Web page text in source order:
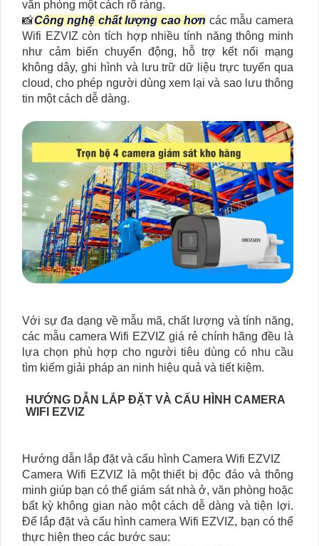
văn phòng một cách rõ ràng.
📸Công nghệ chất lượng cao hơn các mẫu camera
Wifi EZVIZ còn tích hợp nhiều tính năng thông minh
như cảm biến chuyển động, hỗ trợ kết nối mạng
không dây, ghi hình và lưu trữ dữ liệu trực tuyến qua
cloud, cho phép người dùng xem lại và sao lưu thông
tin một cách dễ dàng.
Với sự đa dạng về mẫu mã, chất lượng và tính năng,
các mẫu camera Wifi EZVIZ giá rẻ chính hãng đều là
lựa chọn phù hợp cho người tiêu dùng có nhu cầu
tìm kiếm giải pháp an ninh hiệu quả và tiết kiệm.
HƯỚNG DẪN LẮP ĐẶT VÀ CẤU HÌNH CAMERA
WIFI EZVIZ
Hướng dẫn lắp đặt và cấu hình Camera Wifi EZVIZ
Camera Wifi EZVIZ là một thiết bị độc đáo và thông
minh giúp bạn có thể giám sát nhà ở, văn phòng hoặc
bất kỳ không gian nào một cách dễ dàng và tiện lợi.
Để lắp đặt và cấu hình camera Wifi EZVIZ, bạn có thể
thực hiện theo các bước sau: